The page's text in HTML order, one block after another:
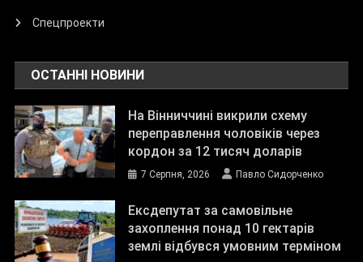
Спецпроекти
ОСТАННІ НОВИНИ
На Вінниччині викрили схему
переправлення чоловіків через
кордон за 12 тисяч доларів
7 Серпня, 2026 Павло Сидорченко
Ексдепутат за самовільне
захоплення понад 10 гектарів
землі відбувся умовним терміном